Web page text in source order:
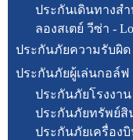
ประกันเดินทางส
ลองสเตย์ วีซ่า -
ประกันภัยความรับผิด
ประกันภัยผู้เล่นกอล์ฟ
ประกันภัยโรงงาน
ประกันภัยทรัพย์สิ
ประกันภัยเครื่อง